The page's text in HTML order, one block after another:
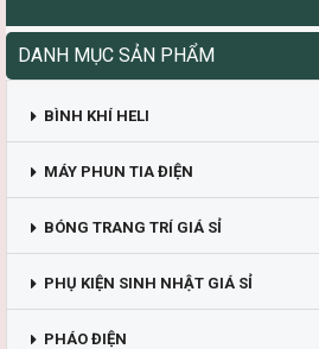
DANH MỤC SẢN PHẨM
BÌNH KHÍ HELI
MÁY PHUN TIA ĐIỆN
BÓNG TRANG TRÍ GIÁ SỈ
PHỤ KIỆN SINH NHẬT GIÁ SỈ
PHÁO ĐIỆN